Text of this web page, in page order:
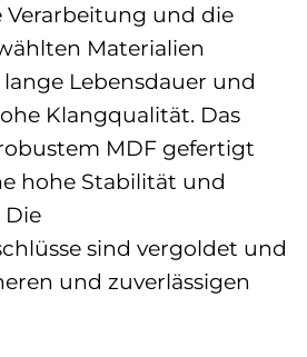
und die
Materialien
Lebensdauer und
Klangqualität. Das
MDF gefertigt
hohe Stabilität und
Die
sind vergoldet und
und zuverlässigen